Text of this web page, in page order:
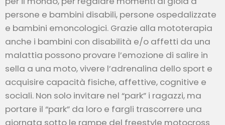
persone e bambini disabili, persone ospedalizzate
e bambini emoncologici. Grazie alla mototerapia
anche i bambini con disabilità e/o affetti da una
malattia possono provare l’emozione di salire in
sella a una moto, vivere l’adrenalina dello sport e
acquisire capacità fisiche, affettive, cognitive e
sociali. Non solo invitare nel “park” i ragazzi, ma
portare il “park” da loro e fargli trascorrere una